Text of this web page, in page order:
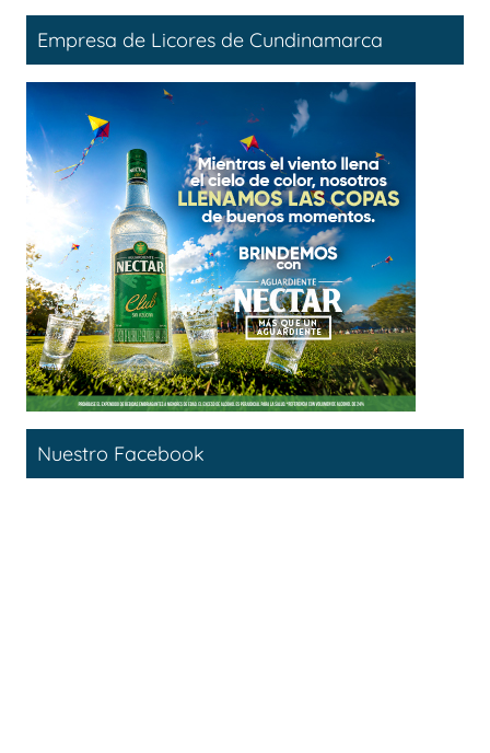
Empresa de Licores de Cundinamarca
Nuestro Facebook